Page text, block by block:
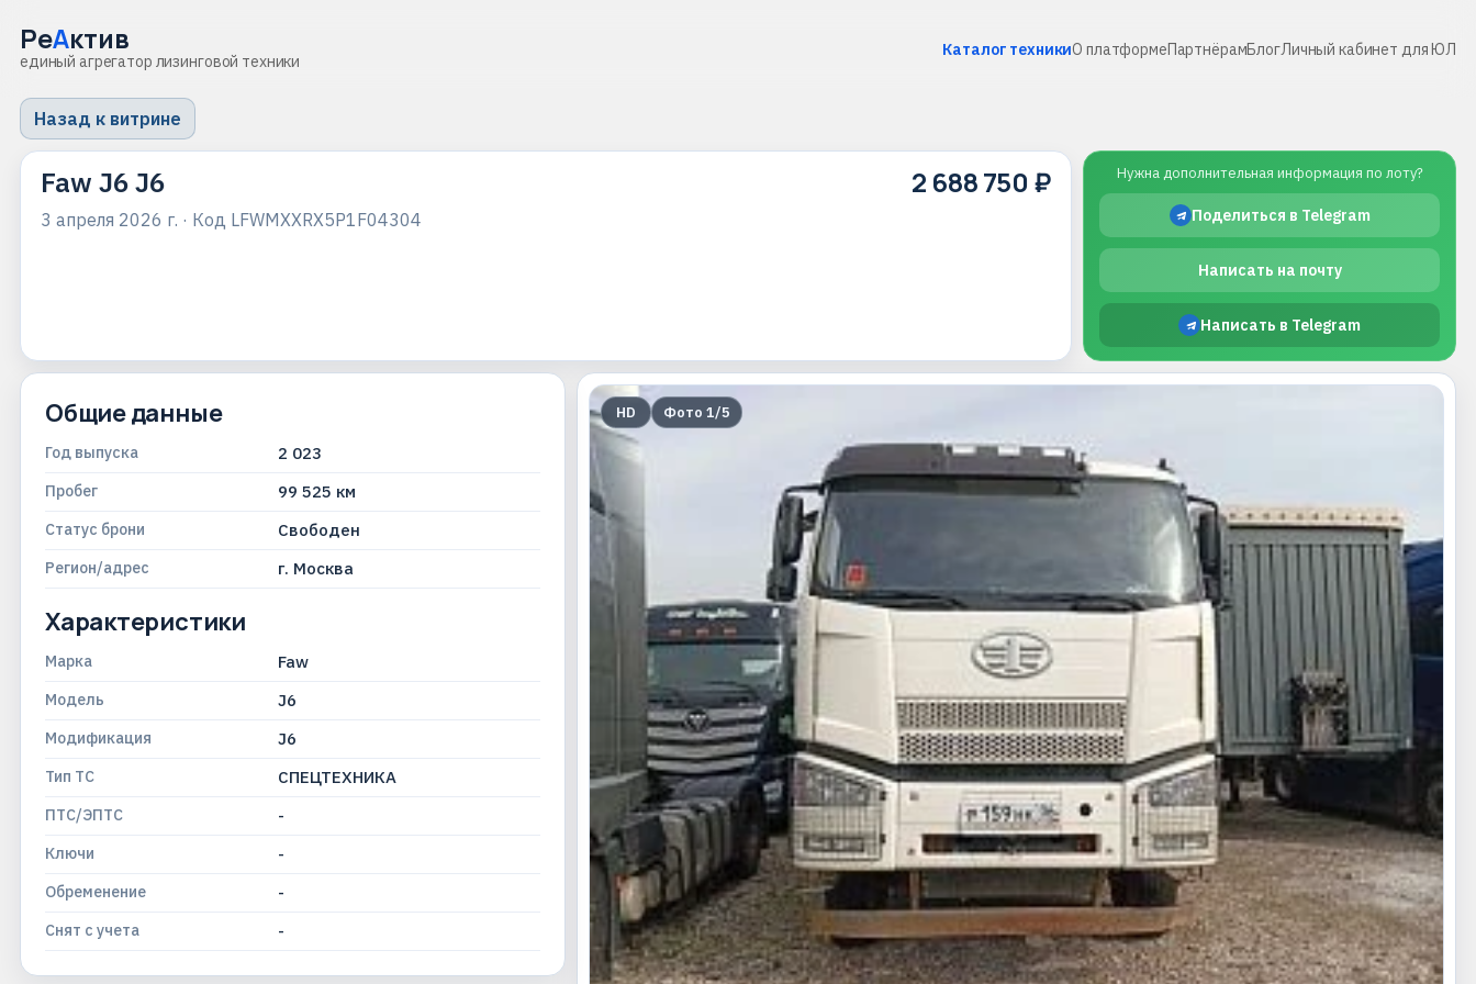
РеАктив
единый агрегатор лизинговой техники
Каталог техникиО платформеПартнёрамБлогЛичный кабинет для ЮЛ
Назад к витрине
Faw J6 J6
3 апреля 2026 г. · Код LFWMXXRX5P1F04304
2 688 750 ₽ Нужна дополнительная информация по лоту?
Поделиться в Telegram
Написать на почту
Написать в Telegram
Общие данные
Год выпуска 2 023
Пробег 99 525 км
Статус брони Свободен
Регион/адрес г. Москва
Характеристики
Марка Faw
Модель J6
Модификация J6
Тип ТС СПЕЦТЕХНИКА
ПТС/ЭПТС -
Ключи -
Обременение -
Снят с учета -
HD Фото1/5